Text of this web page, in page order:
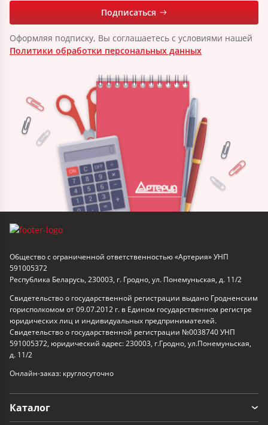
Подписаться
Оформляя подписку, Вы соглашаетесь с условиями нашей
Политики обработки персональных данных
Общество с ограниченной ответственностью «Артерия» УНП
591005372
Республика Беларусь, 230003, г. Гродно, ул. Понемуньская, д. 11/2
Свидетельство о государственной регистрации выдано Гродненским
горисполкомом от 09.07.2012 г. в Едином государственном регистре
юридических лиц и индивидуальных предпринимателей.
Свидетельство о государственной регистрации №0038740 УНП
591005372, юридический адрес: 230003, г.Гродно, ул.Понемуньская,
д. 11/2
Онлайн-заказ: круглосуточно
Каталог